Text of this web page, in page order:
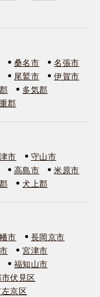
桑名市
名張市
尾鷲市
伊賀市
多気郡
郡
市
守山市
高島市
米原市
犬上郡
市
長岡京市
宮津市
福知山市
伏見区
京区